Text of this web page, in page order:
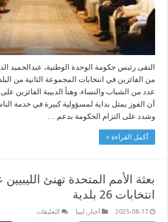
التقى رئيس حكومة الوحدة الوطنية، عبدالحميد
من الفائزين في انتخابات المجموعة الثانية من
عدد من الشباب والنساء. وهنأ الدبيبة الفائزين
أن الفوز يمثل بداية لمسؤولية كبيرة في خدمة
وشدد على التزام الحكومة بدعم …
أكمل القراءة »
بعثة الأمم المتحدة تهنئ
انتخابات 26 بلدية
2025-08-17 أخبار ,ليبيا التعليقات